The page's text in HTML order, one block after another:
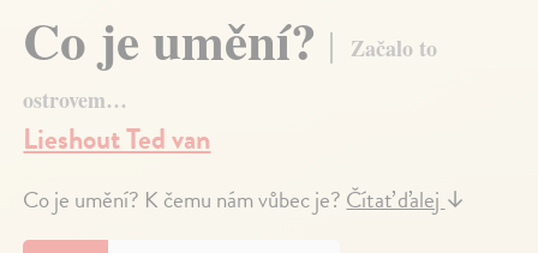
Co je umění?
Začalo to
ostrovem…
Lieshout Ted van
Co je umění? K čemu nám vůbec je? Čítať ďalej ↓